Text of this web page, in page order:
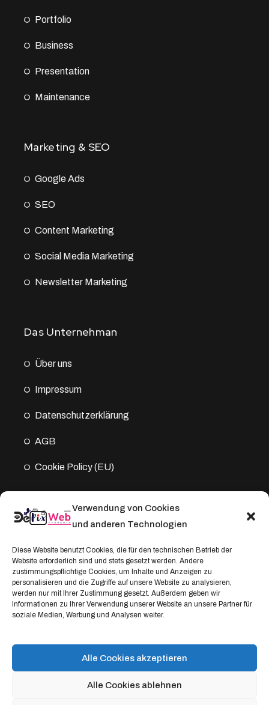
Verwendung von Cookies
und anderen Technologien
Diese Website benutzt Cookies, die für den technischen Betrieb der
Website erforderlich sind und stets gesetzt werden. Andere
zustimmungspflichtige Cookies, um Inhalte und Anzeigen zu
personalisieren und die Zugriffe auf unsere Website zu analysieren,
werden nur mit Ihrer Zustimmung gesetzt. Außerdem geben wir
Informationen zu Ihrer Verwendung unserer Website an unsere Partner für
soziale Medien, Werbung und Analysen weiter.
Alle Cookies akzeptieren
Alle Cookies ablehnen
Portfolio
Business
Presentation
Maintenance
Marketing & SEO
Google Ads
SEO
Content Marketing
Social Media Marketing
Newsletter Marketing
Das Unternehman
Über uns
Impressum
Datenschutz­erklärung
AGB
Cookie Policy (EU)
Kontakt
Address:
Windthorststraße 20
48153 Münster, Deutschland
WhatsApp:
+4917664335685
Email
service@depixweb.de